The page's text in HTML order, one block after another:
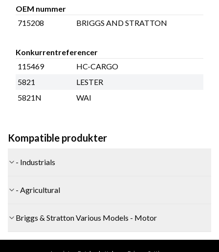
OEM nummer
715208
BRIGGS AND STRATTON
Konkurrentreferencer
115469
HC-CARGO
5821
LESTER
5821N
WAI
Kompatible produkter
- Industrials
- Agricultural
Briggs & Stratton Various Models - Motor